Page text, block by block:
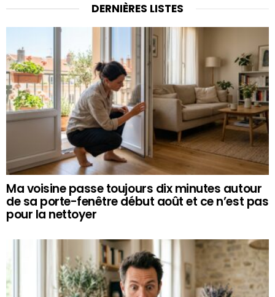
DERNIÈRES LISTES
Ma voisine passe toujours dix minutes autour
de sa porte-fenêtre début août et ce n’est pas
pour la nettoyer